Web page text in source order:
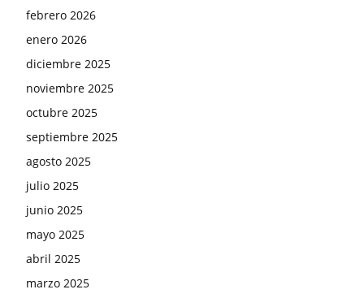
febrero 2026
enero 2026
diciembre 2025
noviembre 2025
octubre 2025
septiembre 2025
agosto 2025
julio 2025
junio 2025
mayo 2025
abril 2025
marzo 2025